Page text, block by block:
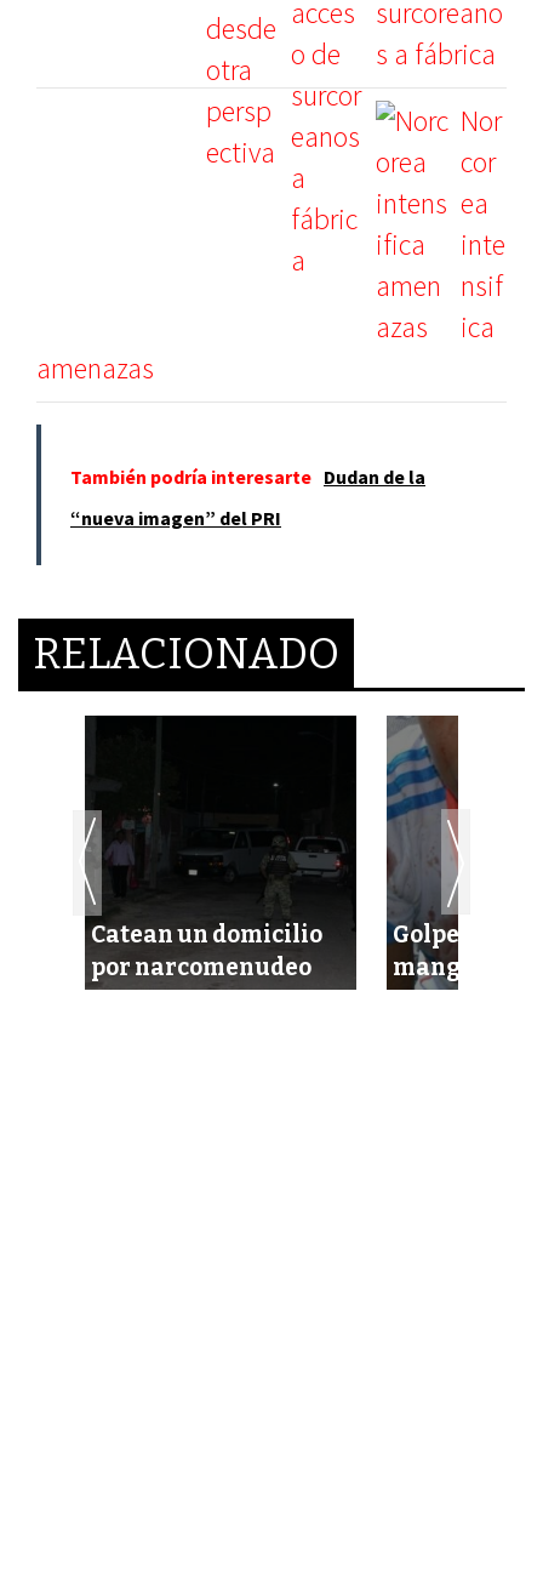
surcoreano
s a fábrica
Nor
cor
ea
inte
nsif
ica
amenazas
También podría interesarte Dudan de la
“nueva imagen” del PRI
RELACIONADO
Catean un domicilio
por narcomenudeo
Golpea a su
mango de